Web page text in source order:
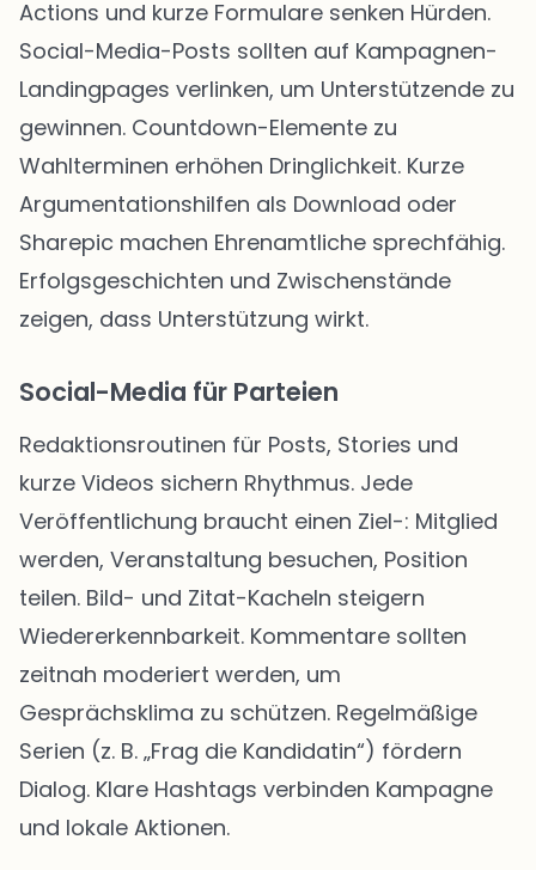
Actions und kurze Formulare senken Hürden.
Social-Media-Posts sollten auf Kampagnen-
Landingpages verlinken, um Unterstützende zu
gewinnen. Countdown-Elemente zu
Wahlterminen erhöhen Dringlichkeit. Kurze
Argumentationshilfen als Download oder
Sharepic machen Ehrenamtliche sprechfähig.
Erfolgsgeschichten und Zwischenstände
zeigen, dass Unterstützung wirkt.
Social-Media für Parteien
Redaktionsroutinen für Posts, Stories und
kurze Videos sichern Rhythmus. Jede
Veröffentlichung braucht einen Ziel-: Mitglied
werden, Veranstaltung besuchen, Position
teilen. Bild- und Zitat-Kacheln steigern
Wiedererkennbarkeit. Kommentare sollten
zeitnah moderiert werden, um
Gesprächsklima zu schützen. Regelmäßige
Serien (z. B. „Frag die Kandidatin“) fördern
Dialog. Klare Hashtags verbinden Kampagne
und lokale Aktionen.